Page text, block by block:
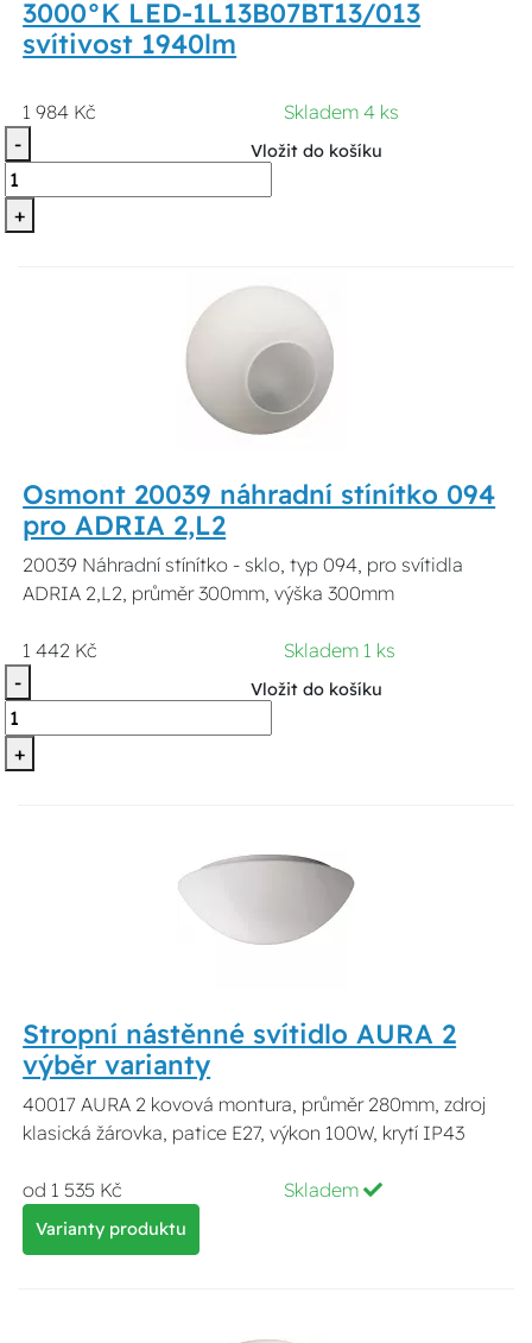
3000°K LED-1L13B07BT13/013
svítivost 1940lm
1 984 Kč
Skladem 4 ks
-
+
Vložit do košíku
Osmont 20039 náhradní stínítko 094
pro ADRIA 2,L2
20039 Náhradní stínítko - sklo, typ 094, pro svítidla
ADRIA 2,L2, průměr 300mm, výška 300mm
1 442 Kč
Skladem 1 ks
-
+
Vložit do košíku
Stropní nástěnné svítidlo AURA 2
výběr varianty
40017 AURA 2 kovová montura, průměr 280mm, zdroj
klasická žárovka, patice E27, výkon 100W, krytí IP43
od 1 535 Kč Skladem
Varianty produktu